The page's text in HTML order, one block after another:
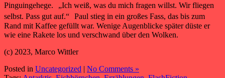
Pinguingehege. „Ich weiß, was du mich fragen willst. Wir fliegen
selbst. Pass gut auf.“ Paul stieg in ein großes Fass, das bis zum
Rand mit Kaffee gefüllt war. Wenige Augenblicke später düste er
wie eine Rakete los und verschwand über den Wolken.
(c) 2023, Marco Wittler
Posted in Uncategorized | No Comments »